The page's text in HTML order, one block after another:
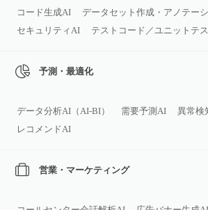
コード生成AI
データセット作成・アノテー
セキュリティAI
テストコード／ユニットテ
予測・最適化
データ分析AI（AI‑BI） 需要予測AI
異常検
レコメンドAI
営業・マーケティング